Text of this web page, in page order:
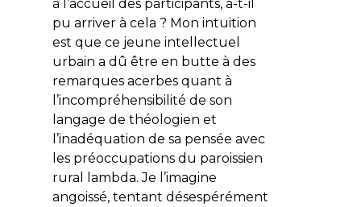
à l’accueil des participants, a-t-il
pu arriver à cela ? Mon intuition
est que ce jeune intellectuel
urbain a dû être en butte à des
remarques acerbes quant à
l’incompréhensibilité de son
langage de théologien et
l’inadéquation de sa pensée avec
les préoccupations du paroissien
rural lambda. Je l’imagine
angoissé, tentant désespérément